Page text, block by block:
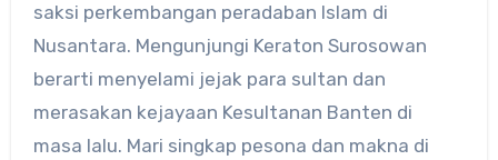
saksi perkembangan peradaban Islam di
Nusantara. Mengunjungi Keraton Surosowan
berarti menyelami jejak para sultan dan
merasakan kejayaan Kesultanan Banten di
masa lalu. Mari singkap pesona dan makna di